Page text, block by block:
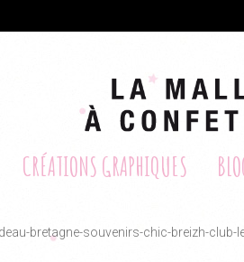
CRÉATIONS GRAPHIQUES
bretagne-souvenirs-chic-breizh-club-